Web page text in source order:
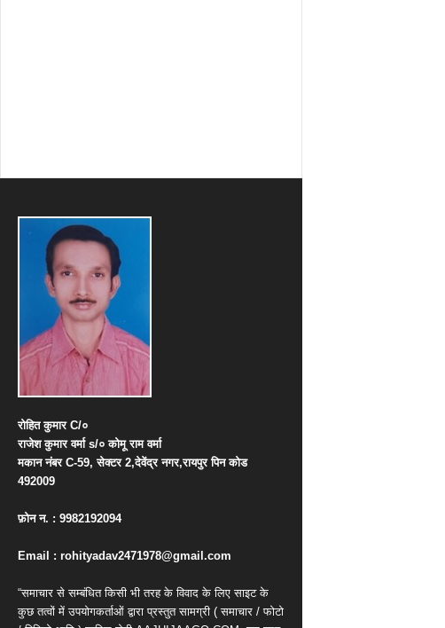
रोहित कुमारC/०
राजेश कुमार वर्माs/० कोमू राम वर्मा
मकान नंबरC-59,सेक्टर2,देवेंद्र नगर,रायपुर पिन कोड
492009
फ़ोन न. : 9982192094
Email : rohityadav2471978@gmail.com
“समाचार से सम्बंधित किसी भी तरह के विवाद के लिए साइट के
कुछ तत्वों में उपयोगकर्ताओं द्वारा प्रस्तुत सामग्री ( समाचार / फोटो